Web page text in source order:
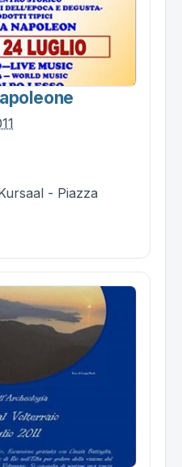
- Piazza